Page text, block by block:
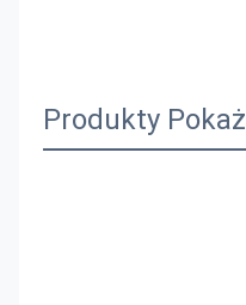
Produkty Pokaż